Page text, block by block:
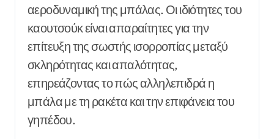
αεροδυναμική της μπάλας. Οι ιδιότητες του
καουτσούκ είναι απαραίτητες για την
επίτευξη της σωστής ισορροπίας μεταξύ
σκληρότητας και απαλότητας,
επηρεάζοντας το πώς αλληλεπιδρά η
μπάλα με τη ρακέτα και την επιφάνεια του
γηπέδου.